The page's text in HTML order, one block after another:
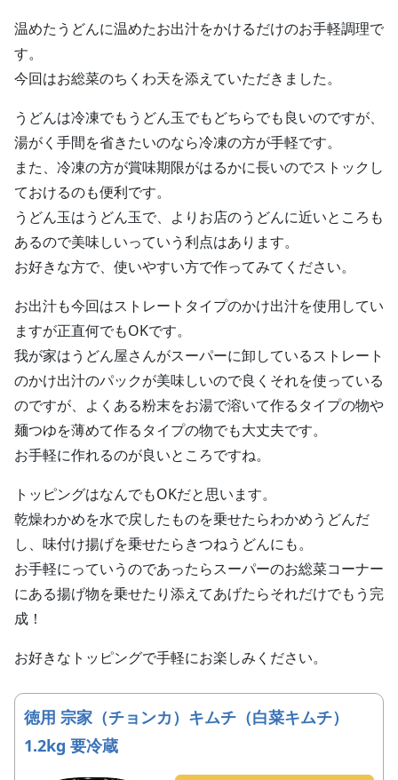
温めたうどんに温めたお出汁をかけるだけのお手軽調理で
す。
今回はお総菜のちくわ天を添えていただきました。
うどんは冷凍でもうどん玉でもどちらでも良いのですが、
湯がく手間を省きたいのなら冷凍の方が手軽です。
また、冷凍の方が賞味期限がはるかに長いのでストックし
ておけるのも便利です。
うどん玉はうどん玉で、よりお店のうどんに近いところも
あるので美味しいっていう利点はあります。
お好きな方で、使いやすい方で作ってみてください。
お出汁も今回はストレートタイプのかけ出汁を使用してい
ますが正直何でもOKです。
我が家はうどん屋さんがスーパーに卸しているストレート
のかけ出汁のパックが美味しいので良くそれを使っている
のですが、よくある粉末をお湯で溶いて作るタイプの物や
麺つゆを薄めて作るタイプの物でも大丈夫です。
お手軽に作れるのが良いところですね。
トッピングはなんでもOKだと思います。
乾燥わかめを水で戻したものを乗せたらわかめうどんだ
し、味付け揚げを乗せたらきつねうどんにも。
お手軽にっていうのであったらスーパーのお総菜コーナー
にある揚げ物を乗せたり添えてあげたらそれだけでもう完
成！
お好きなトッピングで手軽にお楽しみください。
徳用 宗家（チョンカ）キムチ（白菜キムチ）
1.2kg 要冷蔵